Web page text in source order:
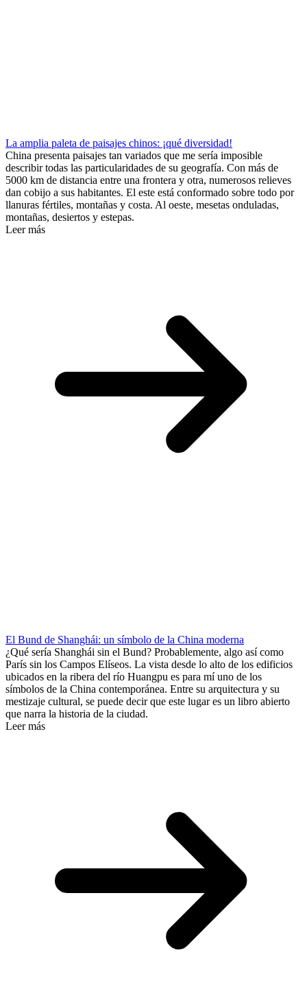
La amplia paleta de paisajes chinos: ¡qué diversidad!
China presenta paisajes tan variados que me sería imposible
describir todas las particularidades de su geografía. Con más de
5000 km de distancia entre una frontera y otra, numerosos relieves
dan cobijo a sus habitantes. El este está conformado sobre todo por
llanuras fértiles, montañas y costa. Al oeste, mesetas onduladas,
montañas, desiertos y estepas.
Leer más
El Bund de Shanghái: un símbolo de la China moderna
¿Qué sería Shanghái sin el Bund? Probablemente, algo así como
París sin los Campos Elíseos. La vista desde lo alto de los edificios
ubicados en la ribera del río Huangpu es para mí uno de los
símbolos de la China contemporánea. Entre su arquitectura y su
mestizaje cultural, se puede decir que este lugar es un libro abierto
que narra la historia de la ciudad.
Leer más